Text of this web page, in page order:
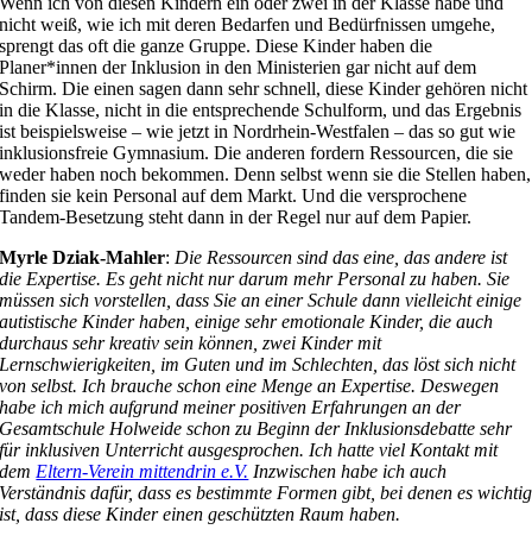
nicht weiß, wie ich mit deren Bedarfen und Bedürfnissen umgehe,
sprengt das oft die ganze Gruppe. Diese Kinder haben die
Planer*innen der Inklusion in den Ministerien gar nicht auf dem
Schirm. Die einen sagen dann sehr schnell, diese Kinder gehören nicht
in die Klasse, nicht in die entsprechende Schulform, und das Ergebnis
ist beispielsweise – wie jetzt in Nordrhein-Westfalen – das so gut wie
inklusionsfreie Gymnasium. Die anderen fordern Ressourcen, die sie
weder haben noch bekommen. Denn selbst wenn sie die Stellen haben,
finden sie kein Personal auf dem Markt. Und die versprochene
Tandem-Besetzung steht dann in der Regel nur auf dem Papier.
Myrle Dziak-Mahler: Die Ressourcen sind das eine, das andere ist
die Expertise. Es geht nicht nur darum mehr Personal zu haben. Sie
müssen sich vorstellen, dass Sie an einer Schule dann vielleicht einige
autistische Kinder haben, einige sehr emotionale Kinder, die auch
durchaus sehr kreativ sein können, zwei Kinder mit
Lernschwierigkeiten, im Guten und im Schlechten, das löst sich nicht
von selbst. Ich brauche schon eine Menge an Expertise. Deswegen
habe ich mich aufgrund meiner positiven Erfahrungen an der
Gesamtschule Holweide schon zu Beginn der Inklusionsdebatte sehr
für inklusiven Unterricht ausgesprochen. Ich hatte viel Kontakt mit
dem Eltern-Verein mittendrin e.V. Inzwischen habe ich auch
Verständnis dafür, dass es bestimmte Formen gibt, bei denen es wichtig
ist, dass diese Kinder einen geschützten Raum haben.